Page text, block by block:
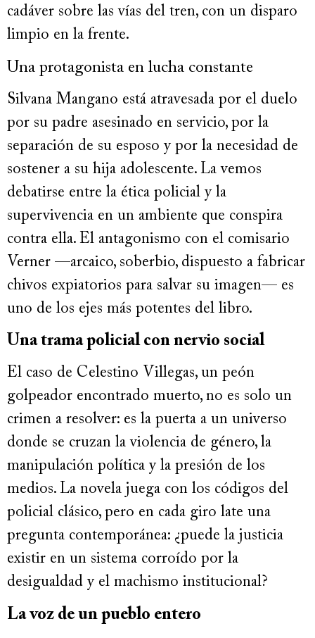
cadáver sobre las vías del tren, con un disparo
limpio en la frente.
Una protagonista en lucha constante
Silvana Mangano está atravesada por el duelo
por su padre asesinado en servicio, por la
separación de su esposo y por la necesidad de
sostener a su hija adolescente. La vemos
debatirse entre la ética policial y la
supervivencia en un ambiente que conspira
contra ella. El antagonismo con el comisario
Verner —arcaico, soberbio, dispuesto a fabricar
chivos expiatorios para salvar su imagen— es
uno de los ejes más potentes del libro.
Una trama policial con nervio social
El caso de Celestino Villegas, un peón
golpeador encontrado muerto, no es solo un
crimen a resolver: es la puerta a un universo
donde se cruzan la violencia de género, la
manipulación política y la presión de los
medios. La novela juega con los códigos del
policial clásico, pero en cada giro late una
pregunta contemporánea: ¿puede la justicia
existir en un sistema corroído por la
desigualdad y el machismo institucional?
La voz de un pueblo entero